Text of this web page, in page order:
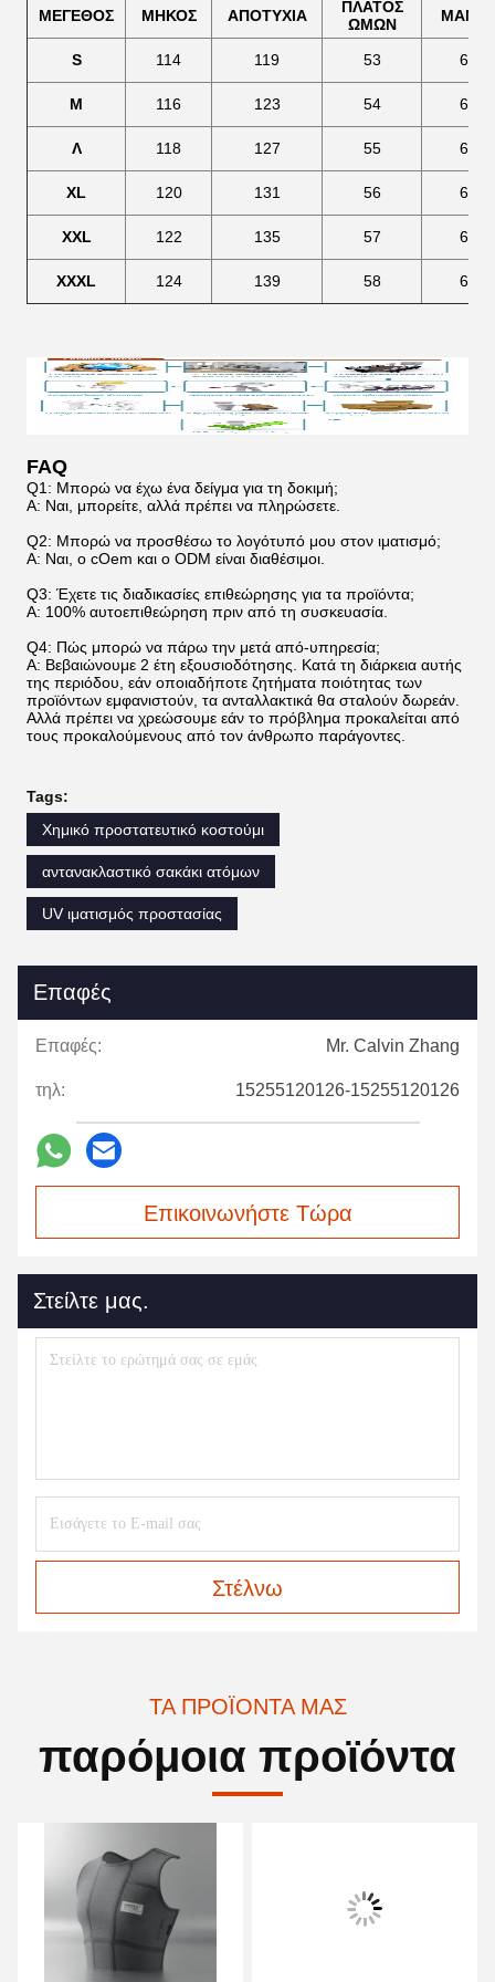
ΜΕΓΕΘΟΣ ΜΗΚΟΣ ΑΠΟΤΥΧΙΑ
ΠΛΑΤΟΣ
ΩΜΩΝ
ΜΑΝΙΚΙ
S 114 119 53 63
Μ 116 123 54 64
Λ 118 127 55 65
XL 120 131 56 66
XXL 122 135 57 67
XXXL 124 139 58 68
FAQ
Q1: Μπορώ να έχω ένα δείγμα για τη δοκιμή;
Α: Ναι, μπορείτε, αλλά πρέπει να πληρώσετε.
Q2: Μπορώ να προσθέσω το λογότυπό μου στον ιματισμό;
Α: Ναι, ο cOem και ο ODM είναι διαθέσιμοι.
Q3: Έχετε τις διαδικασίες επιθεώρησης για τα προϊόντα;
Α: 100% αυτοεπιθεώρηση πριν από τη συσκευασία.
Q4: Πώς μπορώ να πάρω την μετά από-υπηρεσία;
Α: Βεβαιώνουμε 2 έτη εξουσιοδότησης. Κατά τη διάρκεια αυτής
της περιόδου, εάν οποιαδήποτε ζητήματα ποιότητας των
προϊόντων εμφανιστούν, τα ανταλλακτικά θα σταλούν δωρεάν.
Αλλά πρέπει να χρεώσουμε εάν το πρόβλημα προκαλείται από
τους προκαλούμενους από τον άνθρωπο παράγοντες.
Tags:
Χημικό προστατευτικό κοστούμι
αντανακλαστικό σακάκι ατόμων
UV ιματισμός προστασίας
Επαφές
Επαφές: Mr. Calvin Zhang
τηλ: 15255120126-15255120126
Επικοινωνήστε Τώρα
Στείλτε μας.
Στέλνω
ΤΑ ΠΡΟΪΌΝΤΑ ΜΑΣ
παρόμοια προϊόντα